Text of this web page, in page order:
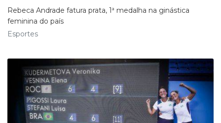
Rebeca Andrade fatura prata, 1ª medalha na ginástica
feminina do país
Esportes